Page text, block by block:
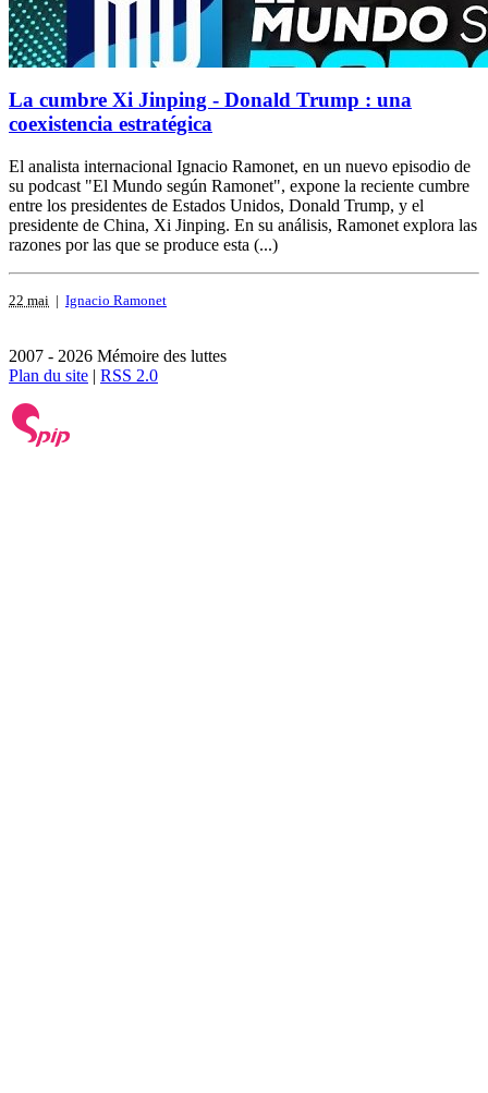
La cumbre Xi Jinping - Donald Trump : una
coexistencia estratégica
El analista internacional Ignacio Ramonet, en un nuevo episodio de
su podcast "El Mundo según Ramonet", expone la reciente cumbre
entre los presidentes de Estados Unidos, Donald Trump, y el
presidente de China, Xi Jinping. En su análisis, Ramonet explora las
razones por las que se produce esta (...)
22 mai | Ignacio Ramonet
2007 - 2026 Mémoire des luttes
Plan du site | RSS 2.0